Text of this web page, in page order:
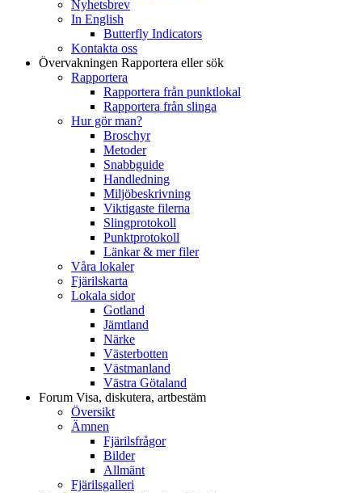
Nyhetsbrev
In English
Butterfly Indicators
Kontakta oss
Övervakningen Rapportera eller sök
Rapportera
Rapportera från punktlokal
Rapportera från slinga
Hur gör man?
Broschyr
Metoder
Snabbguide
Handledning
Miljöbeskrivning
Viktigaste filerna
Slingprotokoll
Punktprotokoll
Länkar & mer filer
Våra lokaler
Fjärilskarta
Lokala sidor
Gotland
Jämtland
Närke
Västerbotten
Västmanland
Västra Götaland
Forum Visa, diskutera, artbestäm
Översikt
Ämnen
Fjärilsfrågor
Bilder
Allmänt
Fjärilsgalleri